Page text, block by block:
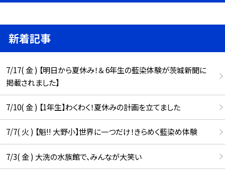
新着記事
7/17( 金 ) 【明日から夏休み！＆ 6年生の藍染体験が茨城新聞に
掲載されました】
7/10( 金 ) 【1年生】わくわく！夏休みの計画を立てました
7/7( 火 ) 【魁!! 大野小】世界に一つだけ！きらめく藍染め体験
7/3( 金 ) 大洗の水族館で、みんなが大笑い